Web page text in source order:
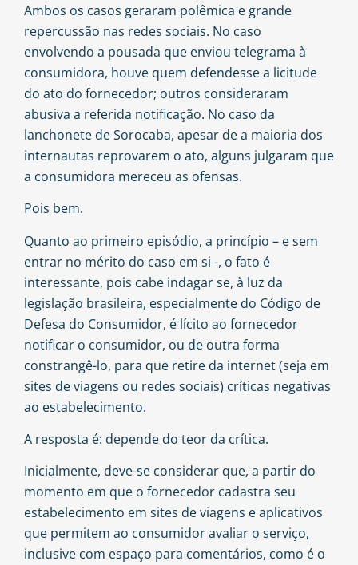
Ambos os casos geraram polêmica e grande
repercussão nas redes sociais. No caso
envolvendo a pousada que enviou telegrama à
consumidora, houve quem defendesse a licitude
do ato do fornecedor; outros consideraram
abusiva a referida notificação. No caso da
lanchonete de Sorocaba, apesar de a maioria dos
internautas reprovarem o ato, alguns julgaram que
a consumidora mereceu as ofensas.
Pois bem.
Quanto ao primeiro episódio, a princípio – e sem
entrar no mérito do caso em si -, o fato é
interessante, pois cabe indagar se, à luz da
legislação brasileira, especialmente do Código de
Defesa do Consumidor, é lícito ao fornecedor
notificar o consumidor, ou de outra forma
constrangê-lo, para que retire da internet (seja em
sites de viagens ou redes sociais) críticas negativas
ao estabelecimento.
A resposta é: depende do teor da crítica.
Inicialmente, deve-se considerar que, a partir do
momento em que o fornecedor cadastra seu
estabelecimento em sites de viagens e aplicativos
que permitem ao consumidor avaliar o serviço,
inclusive com espaço para comentários, como é o